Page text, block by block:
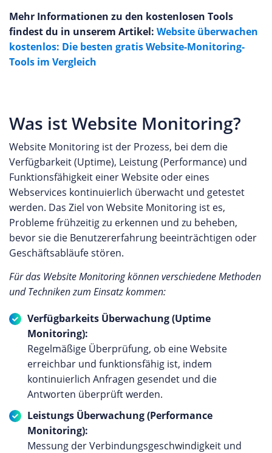
Mehr Informationen zu den kostenlosen Tools
findest du in unserem Artikel: Website überwachen
kostenlos: Die besten gratis Website-Monitoring-
Tools im Vergleich
Was ist Website Monitoring?
Website Monitoring ist der Prozess, bei dem die
Verfügbarkeit (Uptime), Leistung (Performance) und
Funktionsfähigkeit einer Website oder eines
Webservices kontinuierlich überwacht und getestet
werden. Das Ziel von Website Monitoring ist es,
Probleme frühzeitig zu erkennen und zu beheben,
bevor sie die Benutzererfahrung beeinträchtigen oder
Geschäftsabläufe stören.
Für das Website Monitoring können verschiedene Methoden
und Techniken zum Einsatz kommen:
Verfügbarkeits Überwachung (Uptime
Monitoring):
Regelmäßige Überprüfung, ob eine Website
erreichbar und funktionsfähig ist, indem
kontinuierlich Anfragen gesendet und die
Antworten überprüft werden.
Leistungs Überwachung (Performance
Monitoring):
Messung der Verbindungsgeschwindigkeit und